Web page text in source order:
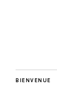
BIENVENUE